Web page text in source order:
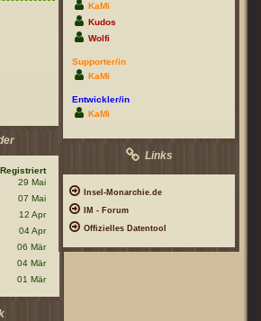
Registriert
29 Mai
07 Mai
12 Apr
04 Apr
06 Mär
04 Mär
01 Mär
KaMi
Kudos
Wolfi
Supporter/in
KaMi
Entwickler/in
KaMi
Links
Insel-Monarchie.de
IM - Forum
Offizielles Datentool